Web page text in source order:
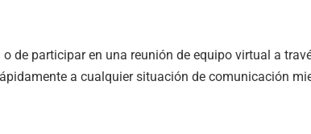
de participar en una reunión de equipo virtual a
a cualquier situación de comunicación